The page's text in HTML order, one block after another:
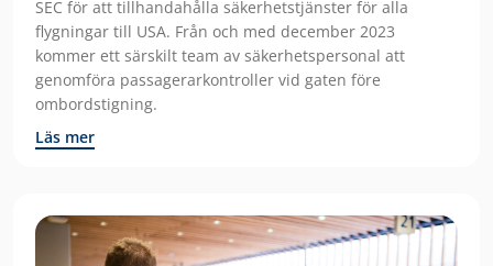
SEC för att tillhandahålla säkerhetstjänster för alla
flygningar till USA. Från och med december 2023
kommer ett särskilt team av säkerhetspersonal att
genomföra passagerarkontroller vid gaten före
ombordstigning.
Läs mer